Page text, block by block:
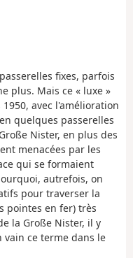
fixes, parfois
plus. Mais ce « luxe »
avec l'amélioration
quelques passerelles
Nister, en plus des
menacées par les
qui se formaient
autrefois, on
pour traverser la
pointes en fer) très
la Große Nister, il y
vain ce terme dans le